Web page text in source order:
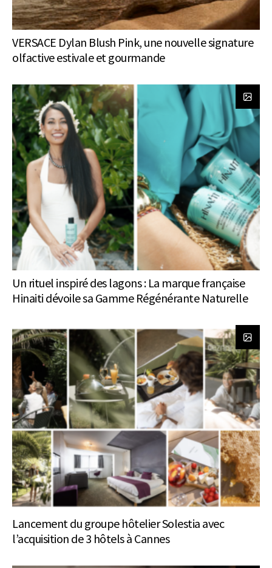
VERSACE Dylan Blush Pink, une nouvelle signature
olfactive estivale et gourmande
Un rituel inspiré des lagons : La marque française
Hinaiti dévoile sa Gamme Régénérante Naturelle
Lancement du groupe hôtelier Solestia avec
l’acquisition de 3 hôtels à Cannes